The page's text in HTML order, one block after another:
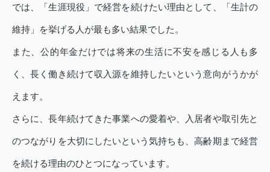
では、「生涯現役」で経営を続けたい理由として、「生計の
維持」を挙げる人が最も多い結果でした。
また、公的年金だけでは将来の生活に不安を感じる人も多
く、長く働き続けて収入源を維持したいという意向がうかが
えます。
さらに、長年続けてきた事業への愛着や、入居者や取引先と
のつながりを大切にしたいという気持ちも、高齢期まで経営
を続ける理由のひとつになっています。